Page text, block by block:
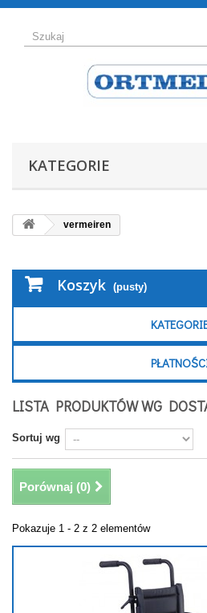
KATEGORIE
vermeiren
Koszyk (pusty)
LISTA PRODUKTÓW WG
Sortuj wg
Porównaj (0)
Pokazuje 1 - 2 z 2 elementów